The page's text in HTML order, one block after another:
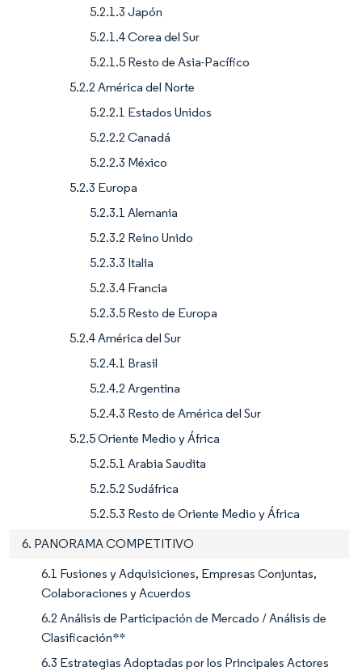
5.2.1.3 Japón
5.2.1.4 Corea del Sur
5.2.1.5 Resto de Asia-Pacífico
5.2.2 América del Norte
5.2.2.1 Estados Unidos
5.2.2.2 Canadá
5.2.2.3 México
5.2.3 Europa
5.2.3.1 Alemania
5.2.3.2 Reino Unido
5.2.3.3 Italia
5.2.3.4 Francia
5.2.3.5 Resto de Europa
5.2.4 América del Sur
5.2.4.1 Brasil
5.2.4.2 Argentina
5.2.4.3 Resto de América del Sur
5.2.5 Oriente Medio y África
5.2.5.1 Arabia Saudita
5.2.5.2 Sudáfrica
5.2.5.3 Resto de Oriente Medio y África
6. PANORAMA COMPETITIVO
6.1 Fusiones y Adquisiciones, Empresas Conjuntas,
Colaboraciones y Acuerdos
6.2 Análisis de Participación de Mercado / Análisis de
Clasificación**
6.3 Estrategias Adoptadas por los Principales Actores